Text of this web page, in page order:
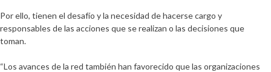
Por ello, tienen el desafío y la necesidad de hacerse cargo y
responsables de las acciones que se realizan o las decisiones que
toman.
“Los avances de la red también han favorecido que las organizaciones